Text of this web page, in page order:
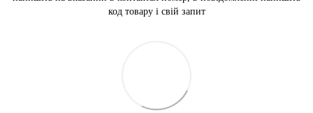
код товару і свій запит